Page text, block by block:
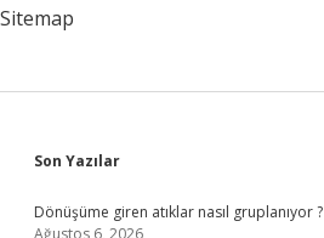
Sitemap
Sidebar
Son Yazılar
Dönüşüme giren atıklar nasıl gruplanıyor ?
Ağustos 6, 2026